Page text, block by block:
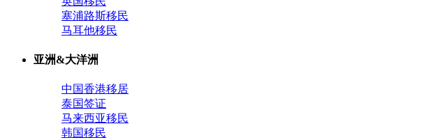
塞浦路斯移民
马耳他移民
亚洲&大洋洲
中国香港移居
泰国签证
马来西亚移民
韩国移民